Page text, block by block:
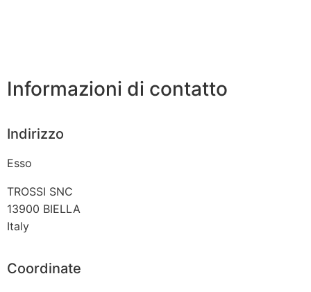
Informazioni di contatto
Indirizzo
Esso
TROSSI SNC
13900 BIELLA
Italy
Coordinate